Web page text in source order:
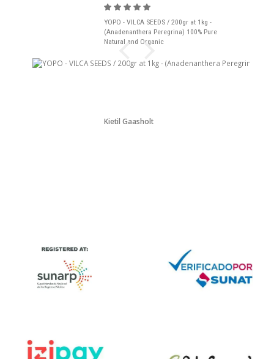
YOPO - VILCA SEEDS / 200gr at 1kg -
(Anadenanthera Peregrina) 100% Pure
Natural and Organic
Kjetil Gaasholt